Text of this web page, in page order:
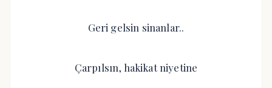
Geri gelsin sinanlar..
Çarpılsın, hakikat niyetine